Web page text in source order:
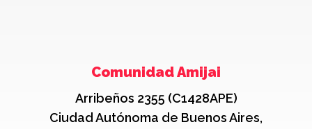
Comunidad Amijai
Arribeños 2355 (C1428APE)
Ciudad Autónoma de Buenos Aires,